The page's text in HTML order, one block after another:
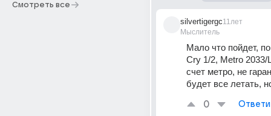
Смотреть все
silvertigergc
Мыслитель
11лет
Мало что пойдет,
Cry 1/2, Metro 2033/
счет метро, не
будет все летать,
0